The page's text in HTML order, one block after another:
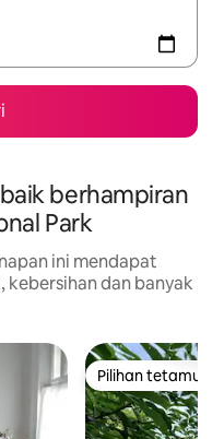
berhampiran
Park
ini mendapat
dan banyak
Pilihan tetamu
Pilihan tetamu